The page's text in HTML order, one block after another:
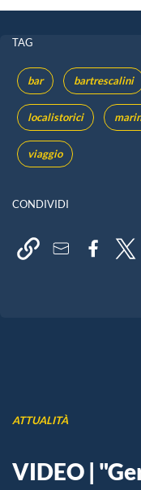
TAG
bar bartrescalini
localistorici
viaggio
CONDIVIDI
ATTUALITÀ
VIDEO |